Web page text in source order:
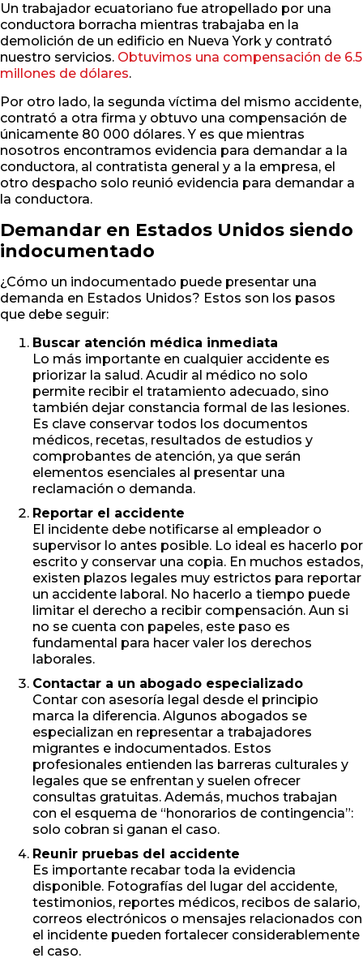
Un trabajador ecuatoriano fue atropellado por una
conductora borracha mientras trabajaba en la
demolición de un edificio en Nueva York y contrató
nuestro servicios. Obtuvimos una compensación de 6.5
millones de dólares.
Por otro lado, la segunda víctima del mismo accidente,
contrató a otra firma y obtuvo una compensación de
únicamente 80 000 dólares. Y es que mientras
nosotros encontramos evidencia para demandar a la
conductora, al contratista general y a la empresa, el
otro despacho solo reunió evidencia para demandar a
la conductora.
Demandar en Estados Unidos siendo
indocumentado
¿Cómo un indocumentado puede presentar una
demanda en Estados Unidos? Estos son los pasos
que debe seguir:
Buscar atención médica inmediata
Lo más importante en cualquier accidente es
priorizar la salud. Acudir al médico no solo
permite recibir el tratamiento adecuado, sino
también dejar constancia formal de las lesiones.
Es clave conservar todos los documentos
médicos, recetas, resultados de estudios y
comprobantes de atención, ya que serán
elementos esenciales al presentar una
reclamación o demanda.
Reportar el accidente
El incidente debe notificarse al empleador o
supervisor lo antes posible. Lo ideal es hacerlo por
escrito y conservar una copia. En muchos estados,
existen plazos legales muy estrictos para reportar
un accidente laboral. No hacerlo a tiempo puede
limitar el derecho a recibir compensación. Aun si
no se cuenta con papeles, este paso es
fundamental para hacer valer los derechos
laborales.
Contactar a un abogado especializado
Contar con asesoría legal desde el principio
marca la diferencia. Algunos abogados se
especializan en representar a trabajadores
migrantes e indocumentados. Estos
profesionales entienden las barreras culturales y
legales que se enfrentan y suelen ofrecer
consultas gratuitas. Además, muchos trabajan
con el esquema de “honorarios de contingencia”:
solo cobran si ganan el caso.
Reunir pruebas del accidente
Es importante recabar toda la evidencia
disponible. Fotografías del lugar del accidente,
testimonios, reportes médicos, recibos de salario,
correos electrónicos o mensajes relacionados con
el incidente pueden fortalecer considerablemente
el caso.